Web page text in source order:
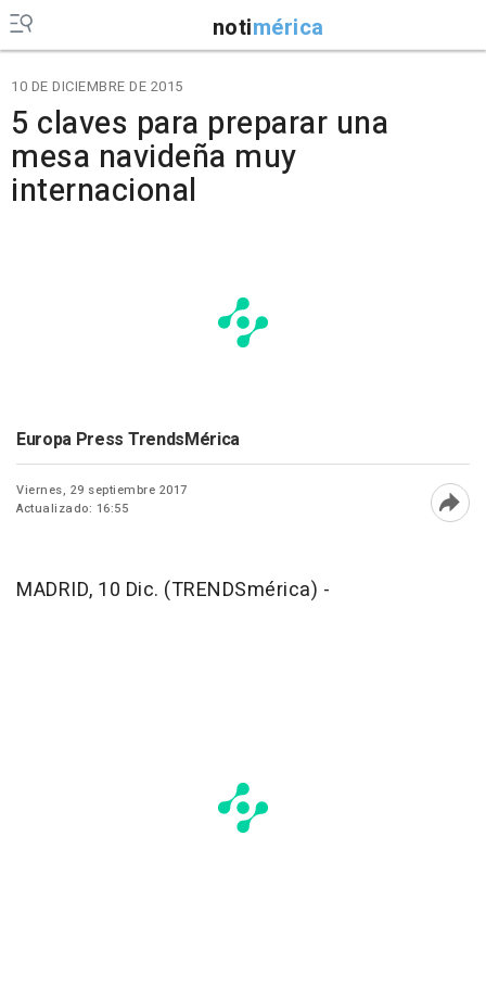
notimérica
10 DE DICIEMBRE DE 2015
5 claves para preparar una
mesa navideña muy
internacional
Europa Press TrendsMérica
Viernes, 29 septiembre 2017
Actualizado: 16:55
MADRID, 10 Dic. (TRENDSmérica) -